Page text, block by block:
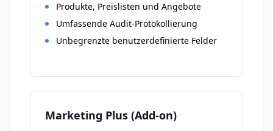
Produkte, Preislisten und Angebote
Umfassende Audit-Protokollierung
Unbegrenzte benutzerdefinierte Felder
Marketing Plus (Add-on)